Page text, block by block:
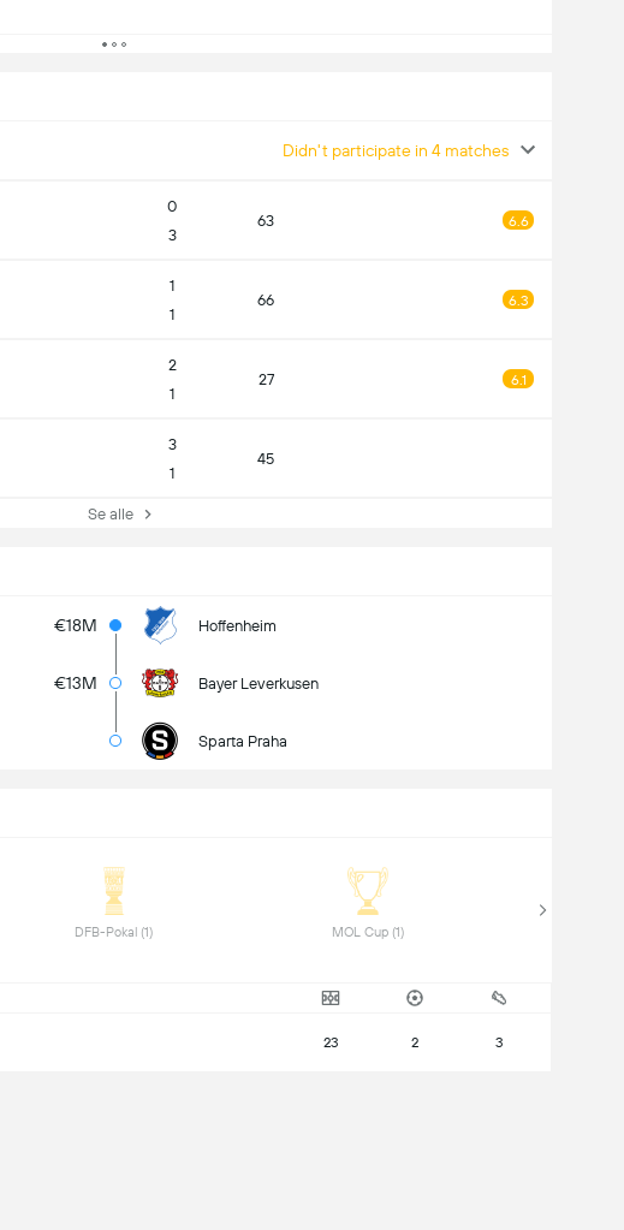
Didn't participate in 4 matches
0
3
63 6.6
1
1
66 6.3
2
1
27 6.1
3
1
45
Se alle
€18M Hoffenheim
€13M Bayer Leverkusen
Sparta Praha
23 2 3